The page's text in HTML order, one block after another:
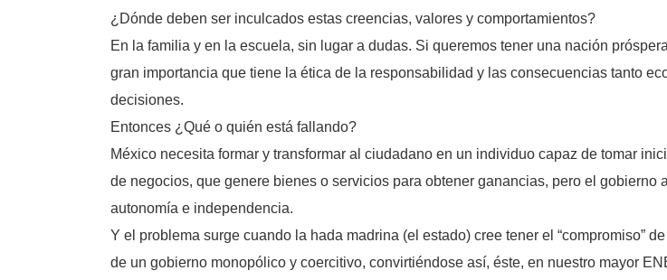
¿Dónde deben ser inculcados estas creencias, valores y comportamientos?
En la familia y en la escuela, sin lugar a dudas. Si queremos tener una nación
gran importancia que tiene la ética de la responsabilidad y las consecuencias tanto
decisiones.
Entonces ¿Qué o quién está fallando?
México necesita formar y transformar al ciudadano en un individuo capaz de tomar
de negocios, que genere bienes o servicios para obtener ganancias, pero el gobierno
autonomía e independencia.
Y el problema surge cuando la hada madrina (el estado) cree tener el “compromiso”
de un gobierno monopólico y coercitivo, convirtiéndose así, éste, en nuestro mayor